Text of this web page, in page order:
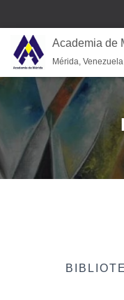
Academia de
Mérida, Venezuela